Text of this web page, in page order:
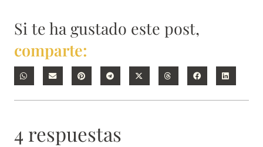
Si te ha gustado este post,
comparte:
4 respuestas